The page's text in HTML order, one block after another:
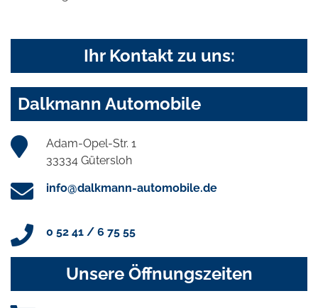
Ihr Kontakt zu uns:
Dalkmann Automobile
Adam-Opel-Str. 1
33334 Gütersloh
info@dalkmann-automobile.de
0 52 41 / 6 75 55
Unsere Öffnungszeiten